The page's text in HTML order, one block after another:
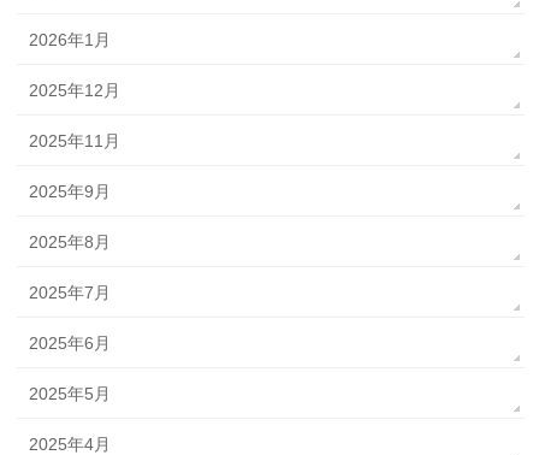
2026年1月
2025年12月
2025年11月
2025年9月
2025年8月
2025年7月
2025年6月
2025年5月
2025年4月